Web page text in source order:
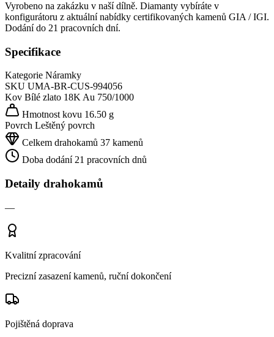
Vyrobeno na zakázku v naší dílně. Diamanty vybíráte v
konfigurátoru z aktuální nabídky certifikovaných kamenů GIA / IGI.
Dodání do 21 pracovních dní.
Specifikace
Kategorie Náramky
SKU UMA-BR-CUS-994056
Kov Bílé zlato 18KAu 750/1000
Hmotnost kovu 16.50 g
Povrch Leštěný povrch
Celkem drahokamů 37 kamenů
Doba dodání 21 pracovních dnů
Detaily drahokamů
—
Kvalitní zpracování
Precizní zasazení kamenů, ruční dokončení
Pojištěná doprava